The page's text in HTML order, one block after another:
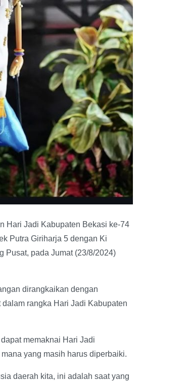
Hari Jadi Kabupaten Bekasi ke-74
Putra Giriharja 5 dengan Ki
Pusat, pada Jumat (23/8/2024)
dirangkaikan dengan
rangka Hari Jadi Kabupaten
memaknai Hari Jadi
yang masih harus diperbaiki.
daerah kita, ini adalah saat yang